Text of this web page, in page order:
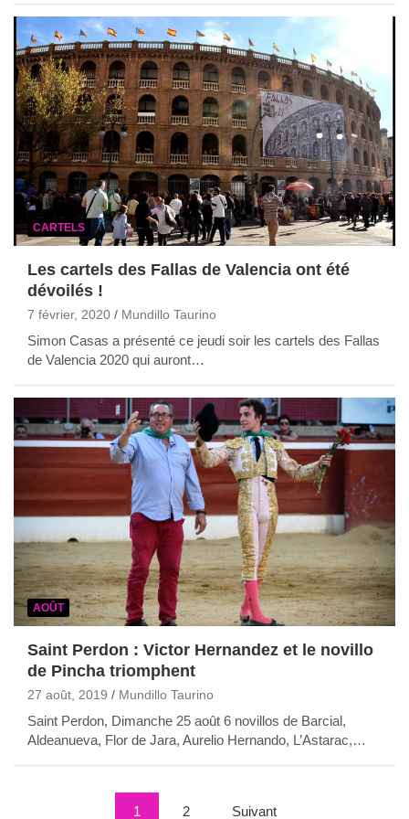
CARTELS
Les cartels des Fallas de Valencia ont été
dévoilés !
7 février, 2020 Mundillo Taurino
Simon Casas a présenté ce jeudi soir les cartels des Fallas
de Valencia 2020 qui auront…
AOÛT
Saint Perdon : Victor Hernandez et le novillo
de Pincha triomphent
27 août, 2019 Mundillo Taurino
Saint Perdon, Dimanche 25 août 6 novillos de Barcial,
Aldeanueva, Flor de Jara, Aurelio Hernando, L’Astarac,…
1 2 Suivant